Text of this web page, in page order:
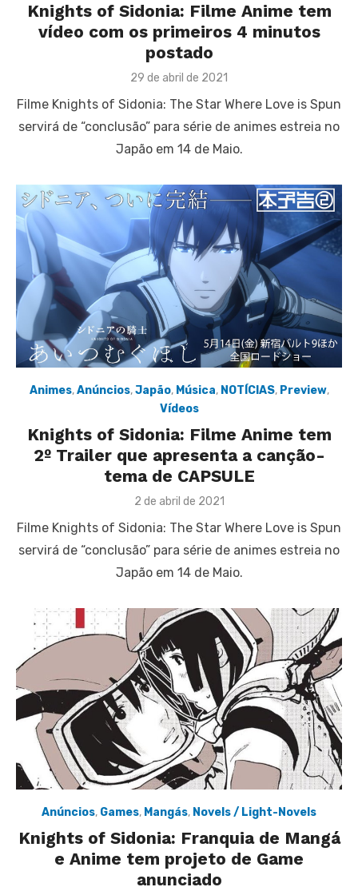
Knights of Sidonia: Filme Anime tem
vídeo com os primeiros 4 minutos
postado
Posted
29 de abril de 2021
Filme Knights of Sidonia: The Star Where Love is Spun
servirá de “conclusão” para série de animes estreia no
Japão em 14 de Maio.
Animes,Anúncios,Japão, Música, NOTÍCIAS, Preview,
Vídeos
Knights of Sidonia: Filme Anime tem
2º Trailer que apresenta a canção-
tema de CAPSULE
Posted
2 de abril de 2021
Filme Knights of Sidonia: The Star Where Love is Spun
servirá de “conclusão” para série de animes estreia no
Japão em 14 de Maio.
Anúncios, Games, Mangás, Novels / Light-Novels
Knights of Sidonia: Franquia de Mangá
e Anime tem projeto de Game
anunciado